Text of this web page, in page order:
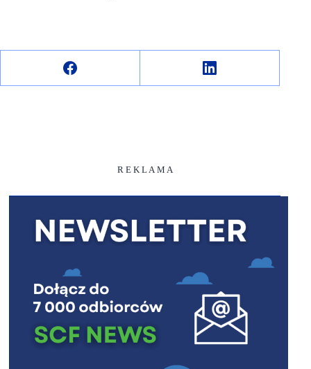
R E K L A M A